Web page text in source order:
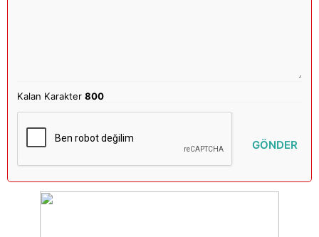
Kalan Karakter800
GÖNDER